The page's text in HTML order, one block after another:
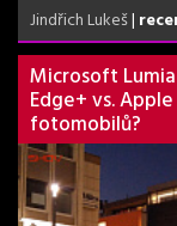
Jindřich Lukeš|
Microsoft Lumia
Edge+ vs.
fotomobilů?